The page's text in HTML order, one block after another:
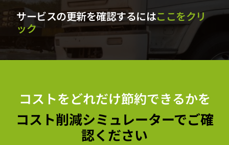
サービスの更新を確認するにはここをクリ
ック
コストをどれだけ節約できるかを
コスト削減シミュレーターでご確
認ください